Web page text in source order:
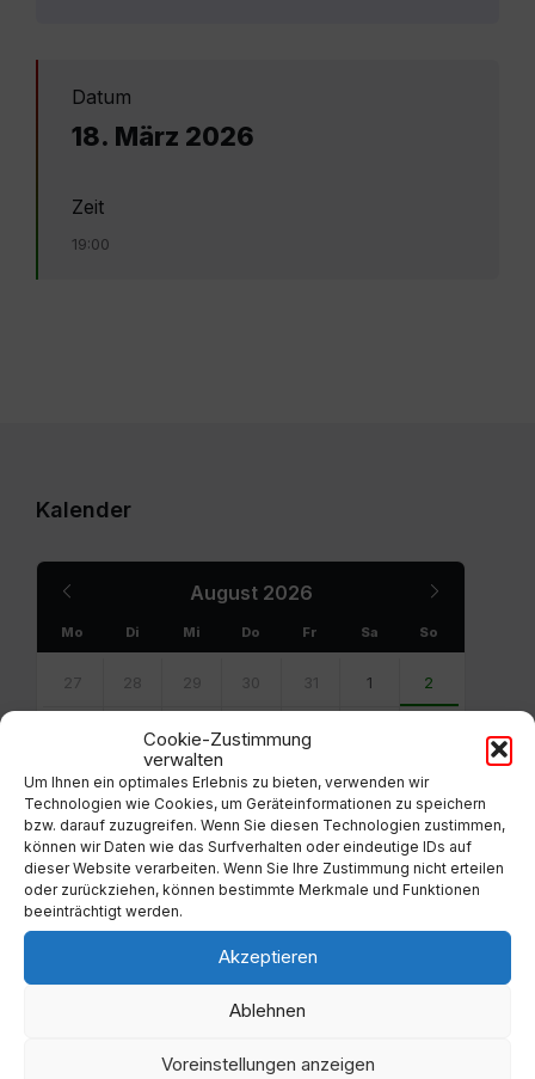
Cookie-Zustimmung
verwalten
Um Ihnen ein optimales Erlebnis zu bieten, verwenden wir
Technologien wie Cookies, um Geräteinformationen zu speichern
bzw. darauf zuzugreifen. Wenn Sie diesen Technologien zustimmen,
können wir Daten wie das Surfverhalten oder eindeutige IDs auf
dieser Website verarbeiten. Wenn Sie Ihre Zustimmung nicht erteilen
oder zurückziehen, können bestimmte Merkmale und Funktionen
beeinträchtigt werden.
Akzeptieren
Ablehnen
Voreinstellungen anzeigen
Datum
18. März 2026
Zeit
19:00
Kalender
August 2026
Month
Mo Di Mi Do Fr Sa So
calendar
days
27 28 29 30 31 1 2
5 6 7
10 11 12 13 14 15 16
17 18 19 20 21 22 23
24 25 26 27 28 29 30
31 1 2 3 4 5 6
to